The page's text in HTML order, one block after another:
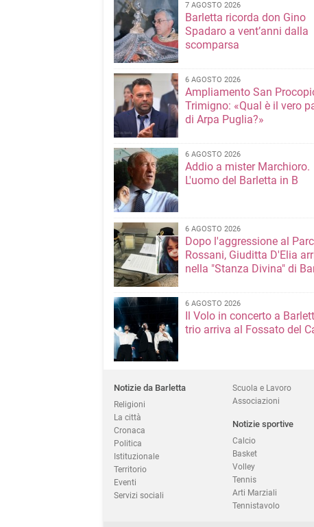
7 AGOSTO 2026
Barletta ricorda don Gino
Spadaro a vent’anni dalla
scomparsa
6 AGOSTO 2026
Ampliamento San
Trimigno: «Qual è il vero
di Arpa Puglia?»
6 AGOSTO 2026
Addio a mister Marchioro.
L'uomo del Barletta in B
6 AGOSTO 2026
Dopo l'aggressione al
Rossani, Giuditta D'Elia
nella "Stanza Divina" di
6 AGOSTO 2026
Il Volo in concerto a
trio arriva al Fossato del
Notizie da Barletta
Religioni
La città
Cronaca
Politica
Istituzionale
Territorio
Eventi
Servizi sociali
Scuola e Lavoro
Associazioni
Notizie sportive
Calcio
Basket
Volley
Tennis
Arti Marziali
Tennistavolo